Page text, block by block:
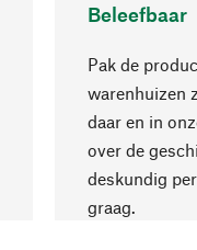
Beleefbaar
Pak de
warenhuizen
daar en in
over de
deskundig
graag.